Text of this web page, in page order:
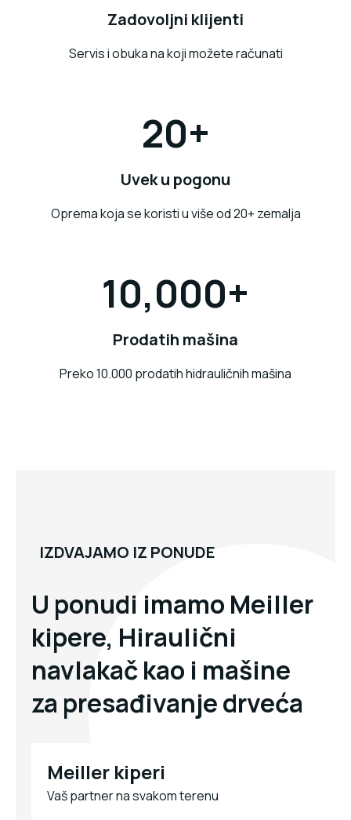
Zadovoljni klijenti
Servis i obuka na koji možete računati
20+
Uvek u pogonu
Oprema koja se koristi u više od 20+ zemalja
10,000+
Prodatih mašina
Preko 10.000 prodatih hidrauličnih mašina
IZDVAJAMO IZ PONUDE
U ponudi imamo Meiller
kipere, Hiraulični
navlakač kao i mašine
za presađivanje drveća
Meiller kiperi
Vaš partner na svakom terenu